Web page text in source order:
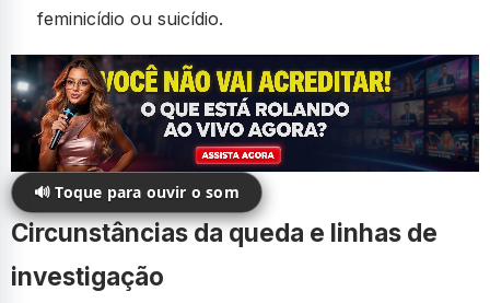
feminicídio ou suicídio.
🔊 Toque para ouvir o som
Circunstâncias da queda e linhas de
investigação